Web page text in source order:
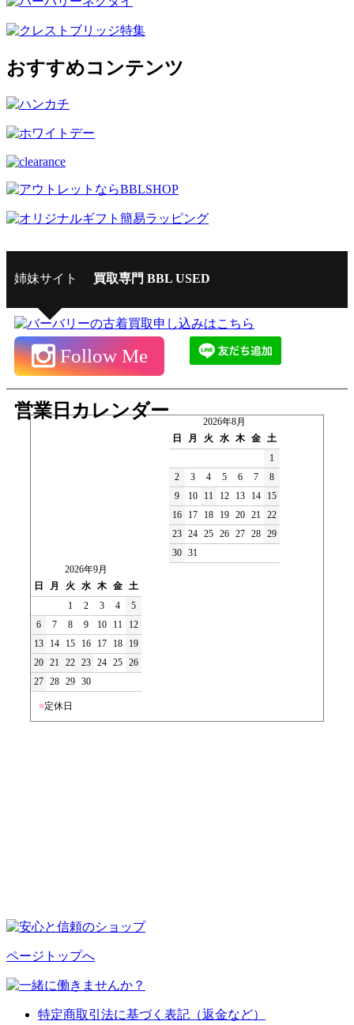
おすすめコンテンツ
姉妹サイト 買取専門 BBL USED
Follow Me
営業日カレンダー
2026年8月
日
月 火 水 木 金 土
1
2
3 4 5 6 7
8
9
10 11 12 13 14
15
16
17 18 19 20 21 22
23 24 25 26 27 28 29
30 31
2026年9月
日
月 火 水 木 金 土
1
2 3 4
5
6
7 8 9 10 11
12
13
14 15 16 17 18
19
20 21 22 23 24 25 26
27 28 29 30
■定休日
ページトップへ
特定商取引法に基づく表記（返金など）